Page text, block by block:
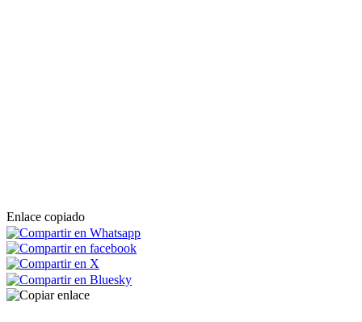
Enlace copiado